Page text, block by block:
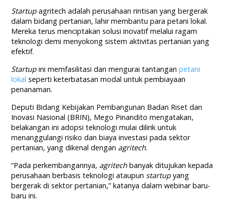
Startupagritech adalah perusahaan rintisan yang bergerak
dalam bidang pertanian, lahir membantu para petani lokal.
Mereka terus menciptakan solusi inovatif melalui ragam
teknologi demi menyokong sistem aktivitas pertanian yang
efektif.
Startupini memfasilitasi dan mengurai tantanganpetani
lokal seperti keterbatasan modal untuk pembiayaan
penanaman.
Deputi Bidang Kebijakan Pembangunan Badan Riset dan
Inovasi Nasional (BRIN), Mego Pinandito mengatakan,
belakangan ini adopsi teknologi mulai dilirik untuk
menanggulangi risiko dan biaya investasi pada sektor
pertanian, yang dikenal dengan agritech.
“Pada perkembangannya, agritech banyak ditujukan kepada
perusahaan berbasis teknologi ataupun startupyang
bergerak di sektor pertanian,” katanya dalam webinar baru-
baru ini.